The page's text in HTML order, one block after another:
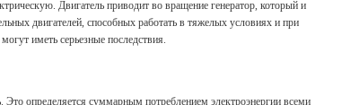
Двигатель приводит во вращение генератор, который и
двигателей, способных работать в тяжелых условиях и при
иметь серьезные последствия.
определяется суммарным потреблением электроэнергии всеми